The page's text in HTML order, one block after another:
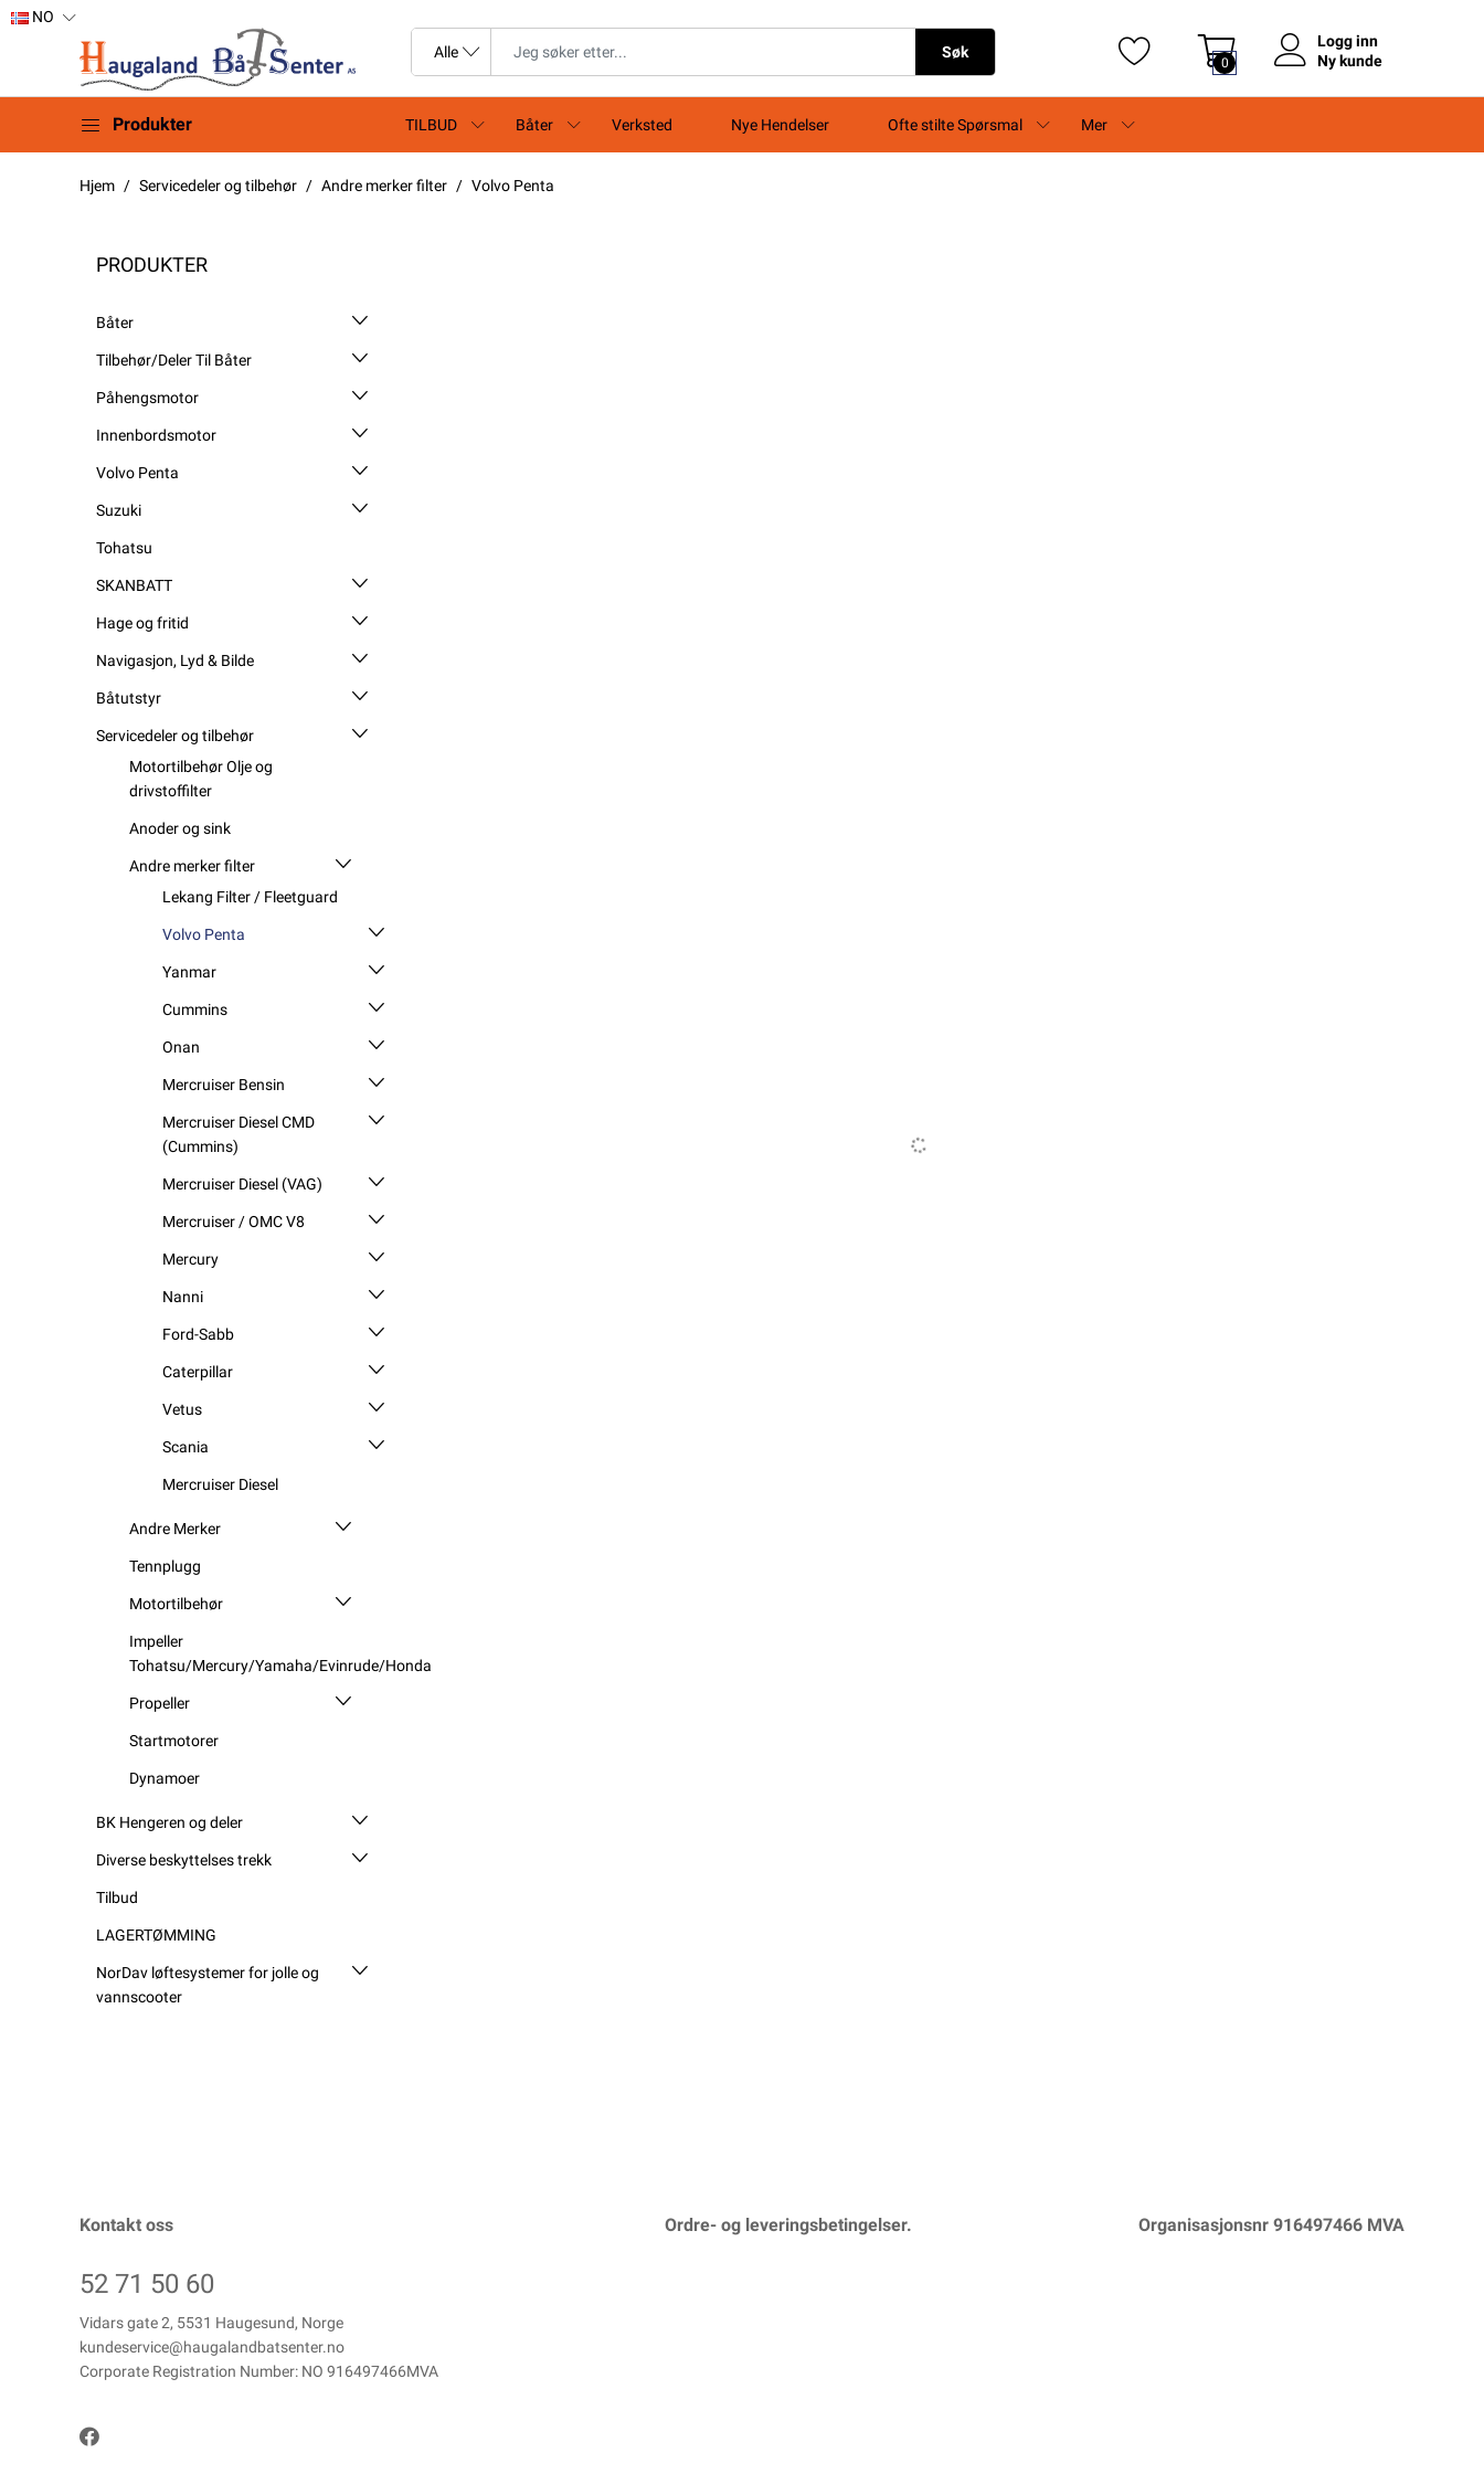
NO
Søk
0
Logg inn
Ny kunde
Produkter TILBUD Båter Verksted Nye Hendelser Ofte stilte Spørsmal Mer
Hjem Servicedeler og tilbehør Andre merker filter Volvo Penta
PRODUKTER
Båter
Tilbehør/Deler Til Båter
Påhengsmotor
Innenbordsmotor
Volvo Penta
Suzuki
Tohatsu
SKANBATT
Hage og fritid
Navigasjon, Lyd & Bilde
Båtutstyr
Servicedeler og tilbehør
Motortilbehør Olje og
drivstoffilter
Anoder og sink
Andre merker filter
Lekang Filter / Fleetguard
Volvo Penta
Yanmar
Cummins
Onan
Mercruiser Bensin
Mercruiser Diesel CMD
(Cummins)
Mercruiser Diesel (VAG)
Mercruiser / OMC V8
Mercury
Nanni
Ford-Sabb
Caterpillar
Vetus
Scania
Mercruiser Diesel
Andre Merker
Tennplugg
Motortilbehør
Impeller
Tohatsu/Mercury/Yamaha/Evinrude/Honda
Propeller
Startmotorer
Dynamoer
BK Hengeren og deler
Diverse beskyttelses trekk
Tilbud
LAGERTØMMING
NorDav løftesystemer for jolle og
vannscooter
Kontakt oss
52 71 50 60
Vidars gate 2, 5531 Haugesund, Norge
kundeservice@haugalandbatsenter.no
Corporate Registration Number: NO 916497466MVA
Ordre- og leveringsbetingelser. Organisasjonsnr 916497466 MVA